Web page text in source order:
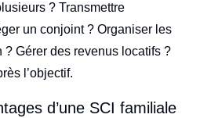
? Transmettre
un conjoint ? Organiser les
? Gérer des revenus locatifs ?
l’objectif.
d’une SCI familiale